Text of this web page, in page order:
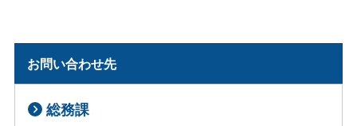
お問い合わせ先
総務課